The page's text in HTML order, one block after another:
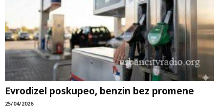
Evrodizel poskupeo, benzin bez promene
25/04/2026